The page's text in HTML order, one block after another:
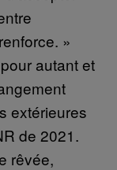
»
autant et
extérieures
de 2021.
rêvée,